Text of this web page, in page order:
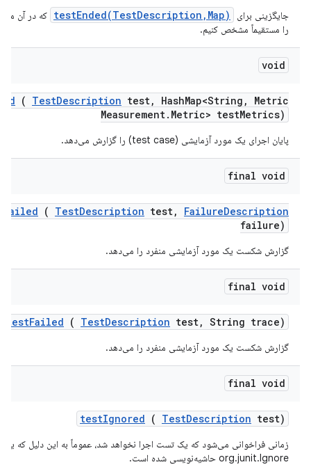
جایگزینی برای testEnded(TestDescription,Map) که در آن
را مستقیماً مشخص کنیم.
void
( TestDescription test, HashMap<String ,
Metric
Measurement. Metric> testMetrics)
پایان اجرای یک مورد آزمایشی (test case) را گزارش می‌دهد.
final void
Failed ( TestDescription test, FailureDescription
failure)
گزارش شکست یک مورد آزمایشی منفرد را می‌دهد.
final void
testFailed ( TestDescription test, String trace)
گزارش شکست یک مورد آزمایشی منفرد را می‌دهد.
final void
testIgnored ( TestDescription test)
زمانی فراخوانی می‌شود که یک تست اجرا نخواهد شد، عموماً به این دلیل که
org.junit.Ignore حاشیه‌نویسی شده است.